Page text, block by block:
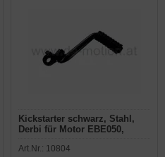
Kickstarter schwarz, Stahl,
Derbi für Motor EBE050,
2006-, Gilera SMT, RCR
Art.Nr.: 10804